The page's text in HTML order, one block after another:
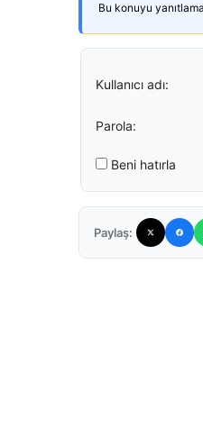
Bu konuyu
Kullanıcı adı:
Parola:
Beni hatırla
Paylaş: